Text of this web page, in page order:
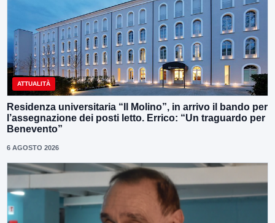
ATTUALITÀ
Residenza universitaria “Il Molino”, in arrivo il bando per
l’assegnazione dei posti letto. Errico: “Un traguardo per
Benevento”
6 AGOSTO 2026